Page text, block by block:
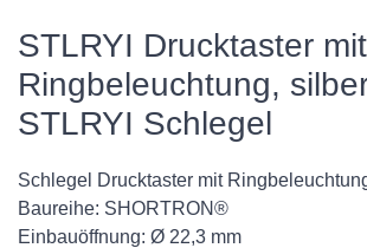
STLRYI Drucktaster mit
Ringbeleuchtung,
STLRYI Schlegel
Schlegel Drucktaster mit
Baureihe: SHORTRON®
Einbauöffnung: Ø 22,3 mm